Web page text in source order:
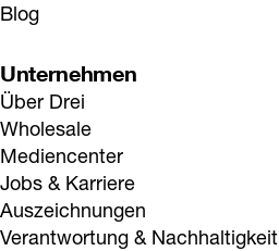
Blog
Unternehmen
Über Drei
Wholesale
Mediencenter
Jobs & Karriere
Auszeichnungen
Verantwortung & Nachhaltigkeit